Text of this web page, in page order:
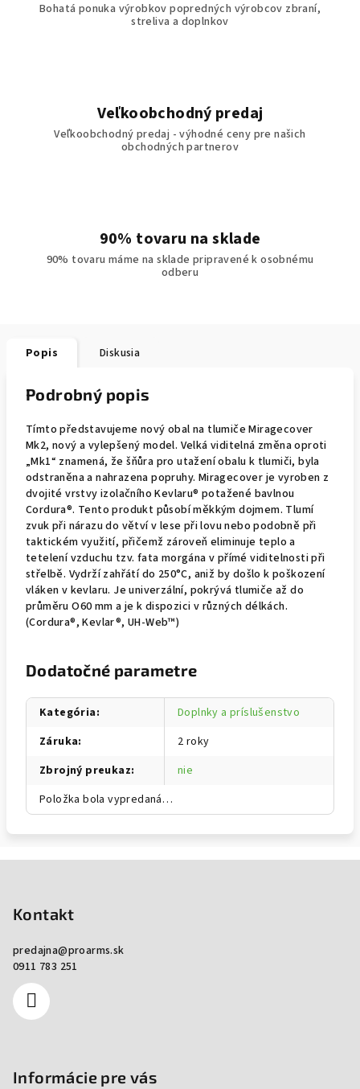
Bohatá ponuka výrobkov popredných výrobcov zbraní,
streliva a doplnkov
Veľkoobchodný predaj
Veľkoobchodný predaj - výhodné ceny pre našich
obchodných partnerov
90% tovaru na sklade
90% tovaru máme na sklade pripravené k osobnému
odberu
Popis Diskusia
Podrobný popis
Tímto představujeme nový obal na tlumiče Miragecover
Mk2, nový a vylepšený model. Velká viditelná změna oproti
„Mk1“ znamená, že šňůra pro utažení obalu k tlumiči, byla
odstraněna a nahrazena popruhy. Miragecover je vyroben z
dvojité vrstvy izolačního Kevlaru® potažené bavlnou
Cordura®. Tento produkt působí měkkým dojmem. Tlumí
zvuk při nárazu do větví v lese při lovu nebo podobně při
taktickém využití, přičemž zároveň eliminuje teplo a
tetelení vzduchu tzv. fata morgána v přímé viditelnosti při
střelbě. Vydrží zahřátí do 250°C, aniž by došlo k poškození
vláken v kevlaru. Je univerzální, pokrývá tlumiče až do
průměru O60 mm a je k dispozici v různých délkách.
(Cordura®, Kevlar®, UH-Web™)
Dodatočné parametre
Kategória:
Doplnky a príslušenstvo
Záruka:
2 roky
Zbrojný preukaz:
nie
Položka bola vypredaná…
Kontakt
predajna@proarms.sk
0911 783 251
Informácie pre vás